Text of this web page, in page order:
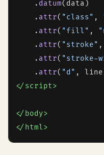
    .
datum(data)
    .
attr( "class" ,
    .
attr( "fill" ,
    .
attr( "stroke" ,
    .
attr( "stroke-
    .
attr( "d"
</script>
</ body>
</ html>